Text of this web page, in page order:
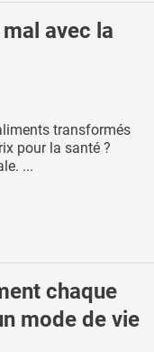
avec la
transformés
pour la santé ?
...
chaque
mode de vie